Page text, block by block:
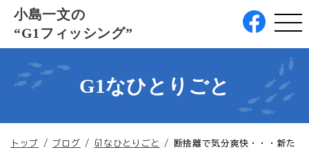
このページの本文へ
小島一文の
“G1フィッシング”
G1なひとりごと
現
トップ / ブログ / G1なひとりごと /
断捨離で気分爽快・・・新た